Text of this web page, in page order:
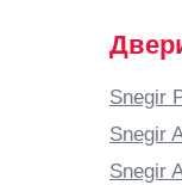
Snegir
Snegir
Snegir